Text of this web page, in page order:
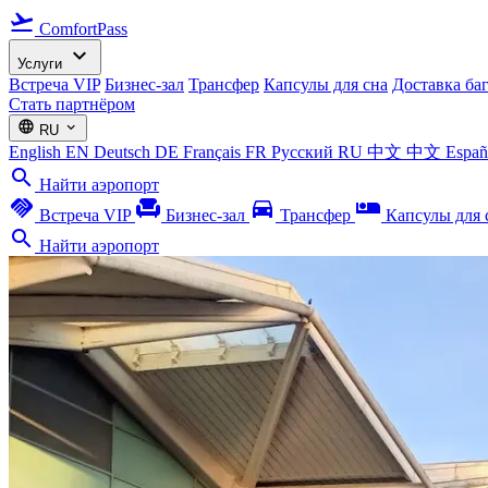
flight_takeoff ComfortPass
Услуги expand_more
Встреча VIP Бизнес-зал Трансфер Капсулы для сна Доставка
Стать партнёром
language RU expand_more
English EN Deutsch DE Français FR Русский RU 中文 中文
search Найти аэропорт
handshake Встреча VIP chair Бизнес-зал directions_car Трансфер airline_seat_individual_suite Капсулы для
search Найти аэропорт